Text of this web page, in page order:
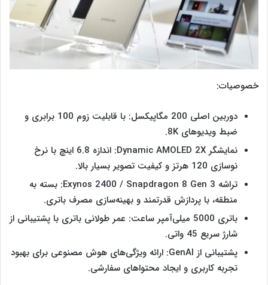
خصوصیات:
دوربین اصلی 200 مگاپیکسل: با قابلیت زوم 100 برابری و
ضبط ویدیوهای 8K.
نمایشگر Dynamic AMOLED 2X: اندازه 6.8 اینچ با نرخ
نوسازی 120 هرتز و کیفیت تصویر بسیار بالا.
تراشه Exynos 2400 / Snapdragon 8 Gen 3: بسته به
منطقه، با پردازش قدرتمند و بهینه‌سازی مصرف باتری.
باتری 5000 میلی‌آمپر ساعت: عمر طولانی باتری با پشتیبانی از
شارژ سریع 45 واتی.
پشتیبانی از GenAI: ارائه ویژگی‌های هوش مصنوعی برای بهبود
تجربه کاربری و ایجاد محتواهای سفارشی​.